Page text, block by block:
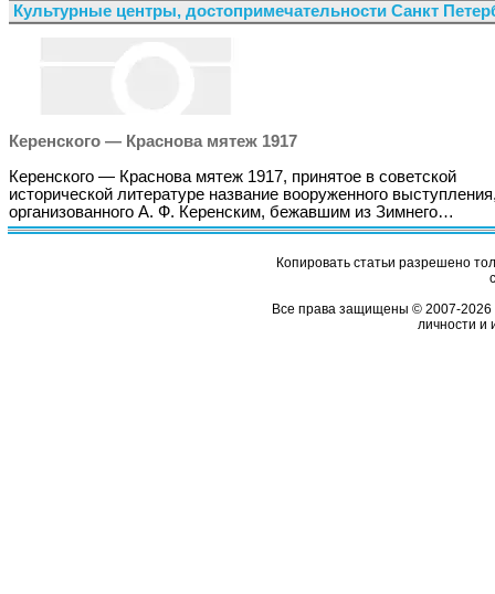
Культурные центры, достопримечательности Санкт
Керенского — Краснова мятеж 1917
Керенского — Краснова мятеж 1917, принятое в советской
исторической литературе название вооруженного
организованного А. Ф. Керенским, бежавшим из Зимнего…
Копировать статьи разрешено
Все права защищены © 2007-2026
личности и